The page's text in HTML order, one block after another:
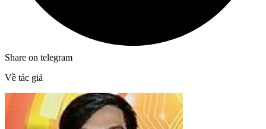
Share on telegram
Về tác giả